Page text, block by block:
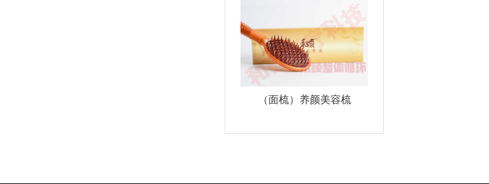
（面梳）养颜美容梳